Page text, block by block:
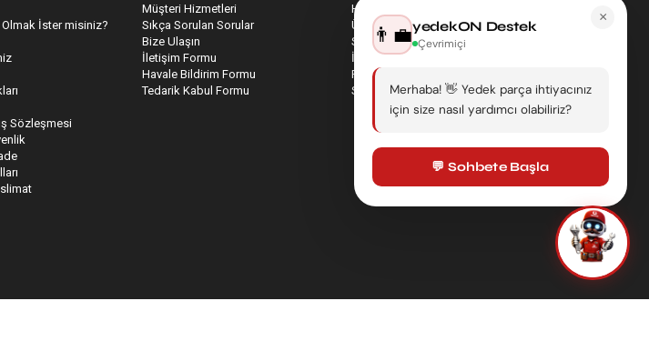
İster misiniz?
Sözleşmesi
Müşteri Hizmetleri
Sıkça Sorulan Sorular
Bize Ulaşın
İletişim Formu
Havale Bildirim Formu
Tedarik Kabul Formu
Hesabım
Üyelik Bilgilerim
Sepetim
İade Taleplerim
Favori Ürünlerim
Sipariş Takip
×
👨‍💼yedekON Destek
Çevrimiçi
Merhaba! 👋 Yedek parça ihtiyacınız
için size nasıl yardımcı olabiliriz?
💬 Sohbete Başla